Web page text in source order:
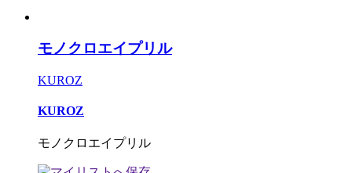
モノクロエイプリル
KUROZ
KUROZ
モノクロエイプリル